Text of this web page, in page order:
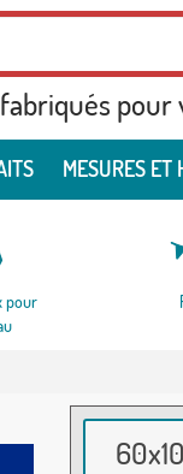
pour
MESURES
pour